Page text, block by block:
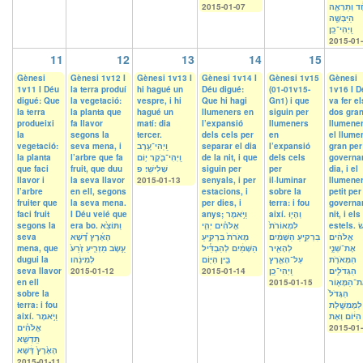
2015-01-07
וְתֵרָאֶ֖ה
הַיַּבָּשָׁ֑ה
וַֽיְהִי־כֵֽן׃
2015-
11 12 13 14 15
Gènesi
1v11 I Déu
digué: Que
la terra
produeixi
la
vegetació:
la planta
que faci
llavor i
l’arbre
fruiter que
faci fruit
segons la
seva
mena, que
dugui la
seva llavor
en ell
sobre la
terra: i fou
així. וַיֹּ֣אמֶר
אֱלֹהִ֗ים
תַּֽדְשֵׁ֤א
הָאָ֙רֶץ֙ דֶּ֔שֶׁא
Gènesi 1v12 I
la terra produí
la vegetació:
la planta que
fa llavor
segons la
seva mena, i
l’arbre que fa
fruit, que duu
la seva llavor
en ell, segons
la seva mena.
I Déu veié que
era bo. וַתּוֹצֵ֙א
הָאָ֜רֶץ דֶּ֠שֶׁא
עֵ֣שֶׂב מַזְרִ֤יעַ זֶ֙רַע֙
לְמִינֵ֔הו
2015-01-12
Gènesi 1v13 I
hi hagué un
vespre, i hi
hagué un
matí: dia
tercer.
וַֽיְהִי־עֶ֥רֶב
וַֽיְהִי־בֹ֖קֶר י֥וֹם
שְׁלִישִֽׁי׃ פ
2015-01-13
Gènesi 1v14 I
Déu digué:
Que hi hagi
llumeners en
l’expansió
dels cels per
separar el dia
de la nit, i que
siguin per
senyals, i per
estacions, i
per dies, i
anys; וַיֹּ֣אמֶר
אֱלֹהִ֗ים יְהִ֤י
מְאֹרֹת֙ בִּרְקִ֣יעַ
הַשָּׁמַ֔יִם לְהַבְדִּ֕יל
בֵּ֥ין הַיּ֖וֹם
2015-01-14
Gènesi 1v15
(01-01v15-
Gn1) i que
siguin per
llumeners
en
l’expansió
dels cels
per
il·luminar
sobre la
terra: i fou
així. וְהָי֤וּ
לִמְאוֹרֹת֙
בִּרְקִ֣יעַ הַשָּׁמַ֔יִם
לְהָאִ֖יר
עַל־הָאָ֑רֶץ
וַֽיְהִי־כֵֽן׃
2015-01-15
Gènesi
1v16 I
va fer
dos
el
gran per
dia, i el
llumener
petit per
nit, i els
estels. וַיַּ֣עַשׂ
אֱלֹהִ֔ים
אֶת־שְׁנֵ֥י
הַמְּאֹרֹ֖ת
הַגְּדֹלִ֑ים
הַגָּדֹל֙
לְמֶמְשֶׁ֣לֶת
הַיּ֔וֹם וְאֶת
2015-